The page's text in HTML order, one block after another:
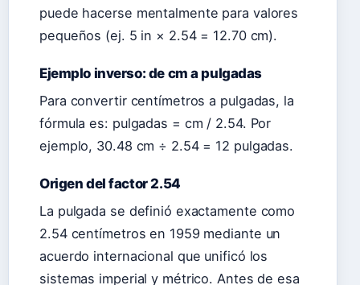
puede hacerse mentalmente para valores
pequeños (ej. 5 in × 2.54 = 12.70 cm).
Ejemplo inverso: de cm a pulgadas
Para convertir centímetros a pulgadas, la
fórmula es: pulgadas = cm / 2.54. Por
ejemplo, 30.48 cm ÷ 2.54 = 12 pulgadas.
Origen del factor 2.54
La pulgada se definió exactamente como
2.54 centímetros en 1959 mediante un
acuerdo internacional que unificó los
sistemas imperial y métrico. Antes de esa